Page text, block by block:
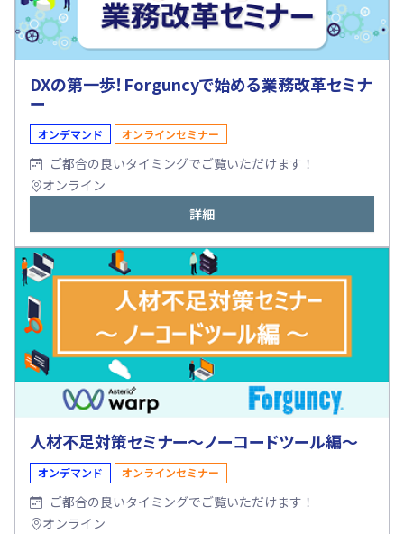
DXの第一歩！Forguncyで始める業務改革セミナ
ー
オンデマンド オンラインセミナー
ご都合の良いタイミングでご覧いただけます！
オンライン
詳細
人材不足対策セミナー～ノーコードツール編～
オンデマンド オンラインセミナー
ご都合の良いタイミングでご覧いただけます！
オンライン